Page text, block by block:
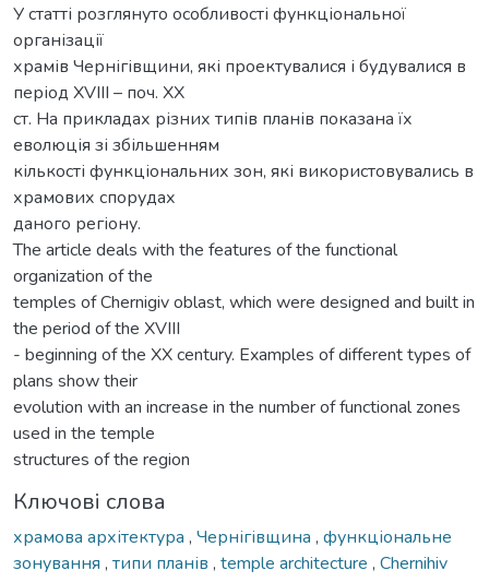
У статті розглянуто особливості функціональної
організації
храмів Чернігівщини, які проектувалися і будувалися в
період ХVІІІ – поч. ХХ
ст. На прикладах різних типів планів показана їх
еволюція зі збільшенням
кількості функціональних зон, які використовувались в
храмових спорудах
даного регіону.
The article deals with the features of the functional
organization of the
temples of Chernigiv oblast, which were designed and built in
the period of the XVIII
- beginning of the ХХ century. Examples of different types of
plans show their
evolution with an increase in the number of functional zones
used in the temple
structures of the region
Ключові слова
храмова архітектура , Чернігівщина , функціональне
зонування , типи планів , temple architecture , Chernihiv